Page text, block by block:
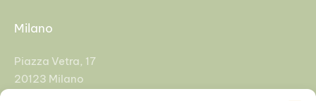
Milano
Piazza Vetra, 17
20123 Milano